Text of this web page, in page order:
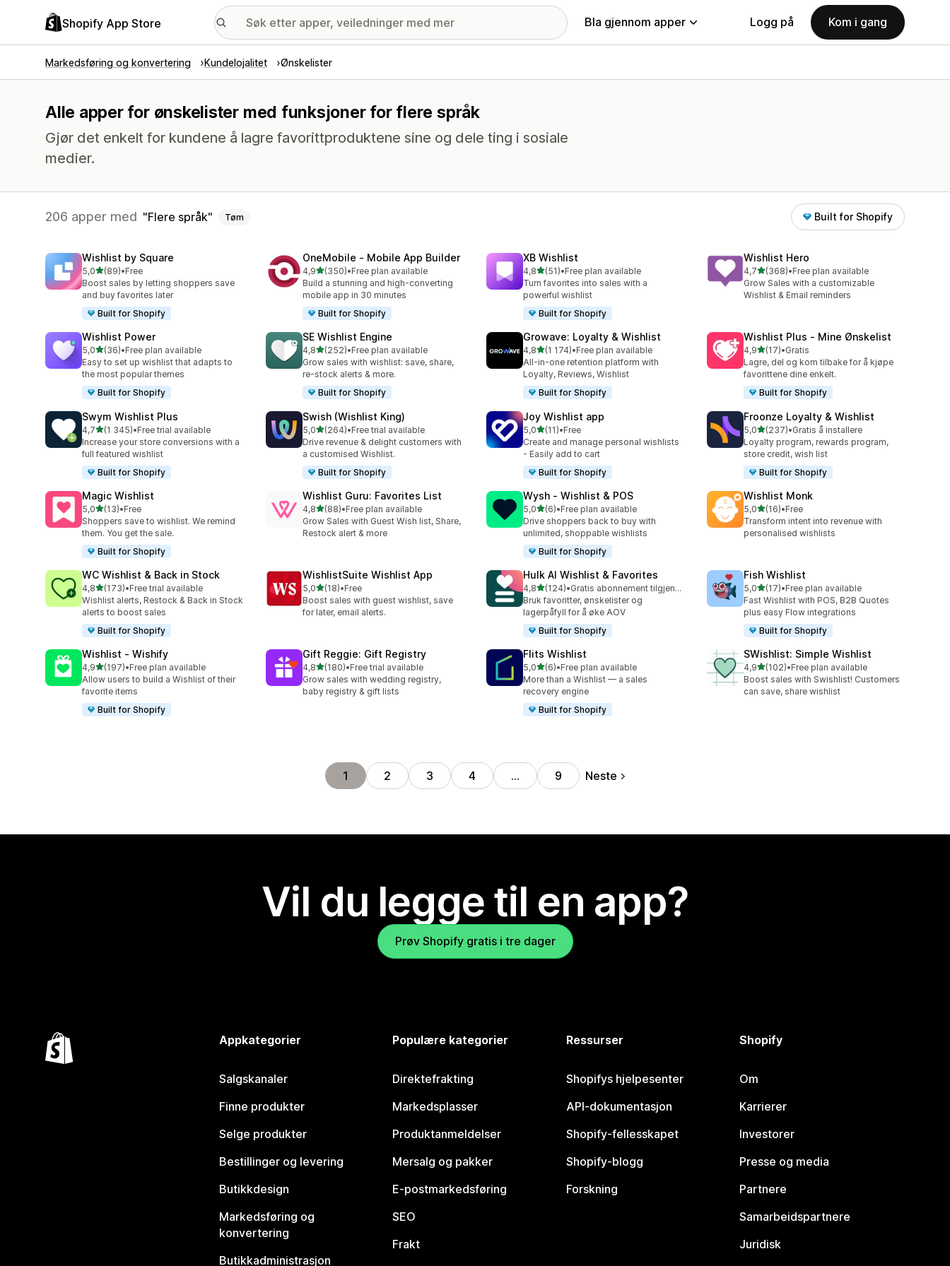
Shopify App Store Bla gjennom apper Logg på Kom i gang
Markedsføring og konvertering Kundelojalitet Ønskelister
Alle apper for ønskelister med funksjoner for flere språk
Gjør det enkelt for kundene å lagre favorittproduktene sine og dele ting i sosiale
medier.
206 apper med Flere språk Tøm Built for Shopify
Wishlist by Square
5,0av 5 stjerner
(89)
Totalt 89 omtaler
•Free
Boost sales by letting shoppers save
and buy favorites later
Built for Shopify
OneMobile ‑ Mobile App Builder
4,9av 5 stjerner
(350)
Totalt 350 omtaler
•Free plan available
Build a stunning and high-converting
mobile app in 30 minutes
Built for Shopify
XB Wishlist
4,8av 5 stjerner
(51)
Totalt 51 omtaler
•Free plan available
Turn favorites into sales with a
powerful wishlist
Built for Shopify
Wishlist Hero
4,7av 5 stjerner
(368)
Totalt 368 omtaler
•Free plan available
Grow Sales with a customizable
Wishlist & Email reminders
Wishlist Power
5,0av 5 stjerner
(36)
Totalt 36 omtaler
•Free plan available
Easy to set up wishlist that adapts to
the most popular themes
Built for Shopify
SE Wishlist Engine
4,8av 5 stjerner
(252)
Totalt 252 omtaler
•Free plan available
Grow sales with wishlist: save, share,
re-stock alerts & more.
Built for Shopify
Growave: Loyalty & Wishlist
4,8av 5 stjerner
(1 174)
Totalt 1174 omtaler
•Free plan available
All-in-one retention platform with
Loyalty, Reviews, Wishlist
Built for Shopify
Wishlist Plus ‑ Mine Ønskelist
4,9av 5 stjerner
(17)
Totalt 17 omtaler
•Gratis
Lagre, del og kom tilbake for å kjøpe
favorittene dine enkelt.
Built for Shopify
Swym Wishlist Plus
4,7av 5 stjerner
(1 345)
Totalt 1345 omtaler
•Free trial available
Increase your store conversions with a
full featured wishlist
Built for Shopify
Swish (Wishlist King)
5,0av 5 stjerner
(264)
Totalt 264 omtaler
•Free trial available
Drive revenue & delight customers with
a customised Wishlist.
Built for Shopify
Joy Wishlist app
5,0av 5 stjerner
(11)
Totalt 11 omtaler
•Free
Create and manage personal wishlists
- Easily add to cart
Built for Shopify
Froonze Loyalty & Wishlist
5,0av 5 stjerner
(237)
Totalt 237 omtaler
•Gratis å installere
Loyalty program, rewards program,
store credit, wish list
Built for Shopify
Magic Wishlist
5,0av 5 stjerner
(13)
Totalt 13 omtaler
•Free
Shoppers save to wishlist. We remind
them. You get the sale.
Built for Shopify
Wishlist Guru: Favorites List
4,8av 5 stjerner
(88)
Totalt 88 omtaler
•Free plan available
Grow Sales with Guest Wish list, Share,
Restock alert & more
Wysh ‑ Wishlist & POS
5,0av 5 stjerner
(6)
Totalt 6 omtaler
•Free plan available
Drive shoppers back to buy with
unlimited, shoppable wishlists
Built for Shopify
Wishlist Monk
5,0av 5 stjerner
(16)
Totalt 16 omtaler
•Free
Transform intent into revenue with
personalised wishlists
WC Wishlist & Back in Stock
4,8av 5 stjerner
(173)
Totalt 173 omtaler
•Free trial available
Wishlist alerts, Restock & Back in Stock
alerts to boost sales
Built for Shopify
WishlistSuite Wishlist App
5,0av 5 stjerner
(18)
Totalt 18 omtaler
•Free
Boost sales with guest wishlist, save
for later, email alerts.
Hulk AI Wishlist & Favorites
4,8av 5 stjerner
(124)
Totalt 124 omtaler
•
Gratis abonnement tilgjengelig
Bruk favoritter, ønskelister og
lagerpåfyll for å øke AOV
Built for Shopify
Fish Wishlist
5,0av 5 stjerner
(17)
Totalt 17 omtaler
•Free plan available
Fast Wishlist with POS, B2B Quotes
plus easy Flow integrations
Built for Shopify
Wishlist ‑ Wishify
4,9av 5 stjerner
(197)
Totalt 197 omtaler
•Free plan available
Allow users to build a Wishlist of their
favorite items
Built for Shopify
Gift Reggie: Gift Registry
4,8av 5 stjerner
(180)
Totalt 180 omtaler
•Free trial available
Grow sales with wedding registry,
baby registry & gift lists
Flits Wishlist
5,0av 5 stjerner
(6)
Totalt 6 omtaler
•Free plan available
More than a Wishlist — a sales
recovery engine
Built for Shopify
SWishlist: Simple Wishlist
4,9av 5 stjerner
(102)
Totalt 102 omtaler
•Free plan available
Boost sales with Swishlist! Customers
can save, share wishlist
1 2 3 4 … 9 Neste
Vil du legge til en app?
Prøv Shopify gratis i tre dager
Appkategorier
Salgskanaler
Finne produkter
Selge produkter
Bestillinger og levering
Butikkdesign
Markedsføring og
konvertering
Butikkadministrasjon
Populære kategorier
Direktefrakting
Markedsplasser
Produktanmeldelser
Mersalg og pakker
E-postmarkedsføring
SEO
Frakt
Ressurser
Shopifys hjelpesenter
API-dokumentasjon
Shopify-fellesskapet
Shopify-blogg
Forskning
Shopify
Om
Karrierer
Investorer
Presse og media
Partnere
Samarbeidspartnere
Juridisk